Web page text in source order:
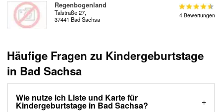
Regenbogenland
Talstraße 27,
37441 Bad Sachsa
4 Bewertungen
Häufige Fragen zu Kindergeburtstage
in Bad Sachsa
Wie nutze ich Liste und Karte für
Kindergeburtstage in Bad Sachsa?